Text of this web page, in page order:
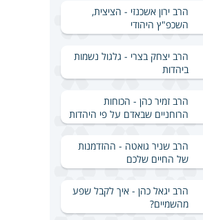
הרב ירון אשכנזי - הציצית,
השכפ"ץ היהודי
הרב יצחק בצרי - גלגול נשמות
ביהדות
הרב זמיר כהן - הכוחות
הרוחניים שבאדם על פי היהדות
הרב שניר גואטה - ההזדמנות
של החיים שלכם
הרב יגאל כהן - איך לקבל שפע
מהשמיים?